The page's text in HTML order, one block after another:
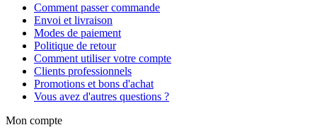
Comment passer commande
Envoi et livraison
Modes de paiement
Politique de retour
Comment utiliser votre compte
Clients professionnels
Promotions et bons d'achat
Vous avez d'autres questions ?
Mon compte